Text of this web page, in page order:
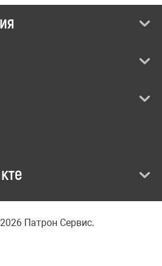
Патрон Сервис.